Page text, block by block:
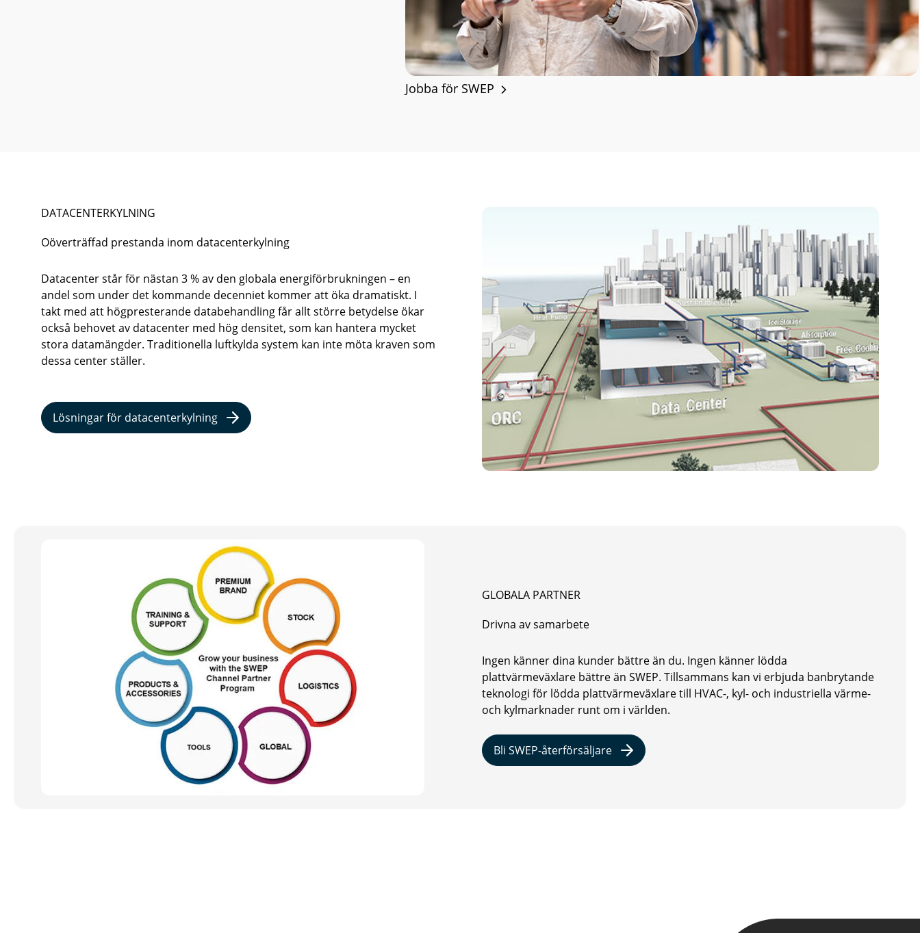
Jobba för SWEP
DATACENTERKYLNING
Oöverträffad prestanda inom datacenterkylning
Datacenter står för nästan 3 % av den globala energiförbrukningen – en
andel som under det kommande decenniet kommer att öka dramatiskt. I
takt med att högpresterande databehandling får allt större betydelse ökar
också behovet av datacenter med hög densitet, som kan hantera mycket
stora datamängder. Traditionella luftkylda system kan inte möta kraven som
dessa center ställer.
Lösningar för datacenterkylning
GLOBALA PARTNER
Drivna av samarbete
Ingen känner dina kunder bättre än du. Ingen känner lödda
plattvärmeväxlare bättre än SWEP. Tillsammans kan vi erbjuda banbrytande
teknologi för lödda plattvärmeväxlare till HVAC-, kyl- och industriella värme-
och kylmarknader runt om i världen.
Bli SWEP-återförsäljare